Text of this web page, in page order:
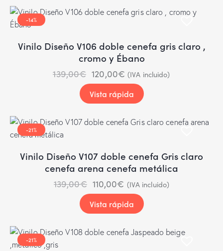
-14%
Vinilo Diseño V106 doble cenefa gris claro ,
cromo y Ébano
139,00€ 120,00€ (IVA incluido)
Vista rápida
-21%
Vinilo Diseño V107 doble cenefa Gris claro
cenefa arena cenefa metálica
139,00€ 110,00€ (IVA incluido)
Vista rápida
-21%